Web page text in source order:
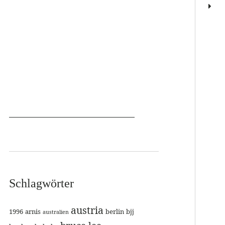
Schlagwörter
1996 arnis australien austria berlin bjj